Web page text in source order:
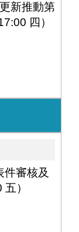
新推動第
四）
審核及
）